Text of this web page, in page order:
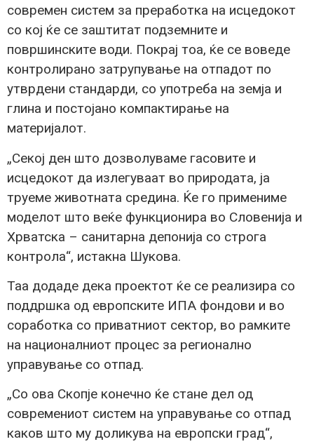
современ систем за преработка на исцедокот
со кој ќе се заштитат подземните и
површинските води. Покрај тоа, ќе се воведе
контролирано затрупување на отпадот по
утврдени стандарди, со употреба на земја и
глина и постојано компактирање на
материјалот.
„Секој ден што дозволуваме гасовите и
исцедокот да излегуваат во природата, ја
труеме животната средина. Ќе го примениме
моделот што веќе функционира во Словенија и
Хрватска – санитарна депонија со строга
контрола“, истакна Шукова.
Таа додаде дека проектот ќе се реализира со
поддршка од европските ИПА фондови и во
соработка со приватниот сектор, во рамките
на националниот процес за регионално
управување со отпад.
„Со ова Скопје конечно ќе стане дел од
современиот систем на управување со отпад
каков што му доликува на европски град“,